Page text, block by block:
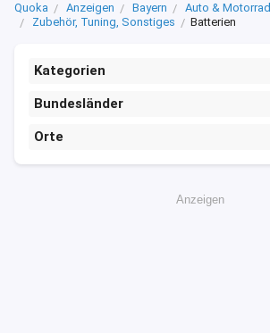
Quoka Anzeigen Bayern
Auto & Motorrad
Zubehör, Tuning, Sonstiges
Batterien
Kategorien
Bundesländer
Orte
Anzeigen